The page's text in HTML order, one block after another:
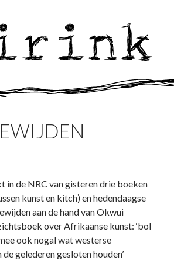
in de NRC van gisteren drie boeken
kunst en kitch) en hedendaagse
aan de hand van Okwui
over Afrikaanse kunst: ‘bol
ook nogal wat westerse
gelederen gesloten houden’